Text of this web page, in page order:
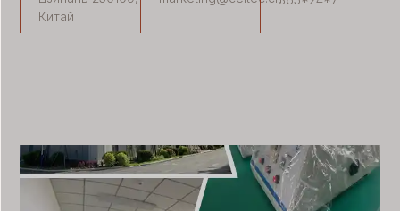
Китай